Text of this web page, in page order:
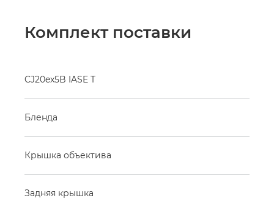
Комплект поставки
CJ20ex5B IASE T
Бленда
Крышка объектива
Задняя крышка